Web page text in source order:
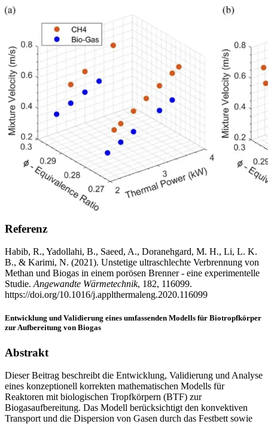
Referenz
Habib, R., Yadollahi, B., Saeed, A., Doranehgard, M. H., Li, L. K.
B., & Karimi, N. (2021). Unstetige ultraschlechte Verbrennung von
Methan und Biogas in einem porösen Brenner - eine experimentelle
Studie. Angewandte Wärmetechnik, 182, 116099.
https://doi.org/10.1016/j.applthermaleng.2020.116099
Entwicklung und Validierung eines umfassenden Modells für Biotropfkörper
zur Aufbereitung von Biogas
Abstrakt
Dieser Beitrag beschreibt die Entwicklung, Validierung und Analyse
eines konzeptionell korrekten mathematischen Modells für
Reaktoren mit biologischen Tropfkörpern (BTF) zur
Biogasaufbereitung. Das Modell berücksichtigt den konvektiven
Transport und die Dispersion von Gasen durch das Festbett sowie